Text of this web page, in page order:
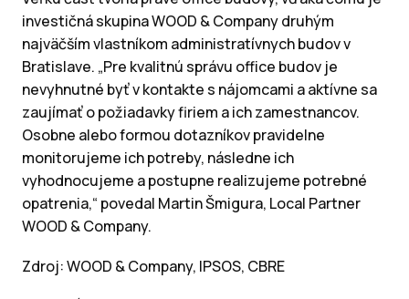
investičná skupina WOOD & Company druhým
najväčším vlastníkom administratívnych budov v
Bratislave. „Pre kvalitnú správu office budov je
nevyhnutné byť v kontakte s nájomcami a aktívne sa
zaujímať o požiadavky firiem a ich zamestnancov.
Osobne alebo formou dotazníkov pravidelne
monitorujeme ich potreby, následne ich
vyhodnocujeme a postupne realizujeme potrebné
opatrenia,“ povedal Martin Šmigura, Local Partner
WOOD & Company.
Zdroj: WOOD & Company, IPSOS, CBRE